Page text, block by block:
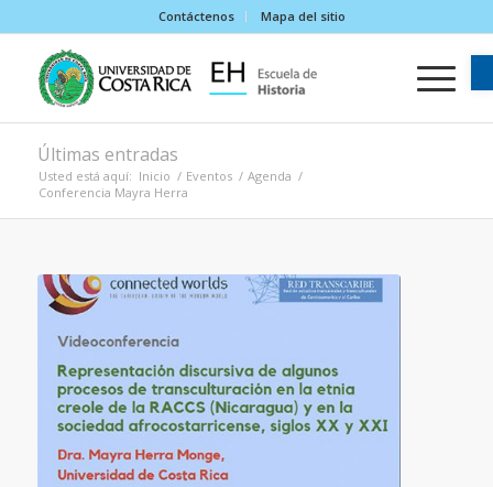
Contáctenos Mapa del sitio
Últimas entradas
Usted está aquí: Inicio / Eventos / Agenda /
Conferencia Mayra Herra